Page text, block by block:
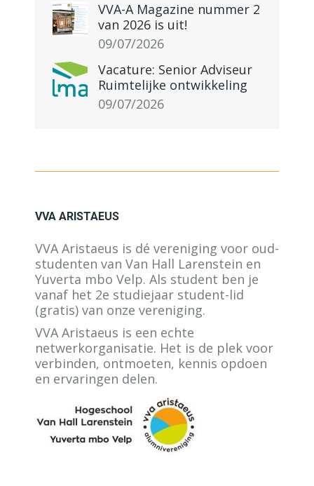
VVA-A Magazine nummer 2
van 2026 is uit!
09/07/2026
Vacature: Senior Adviseur
Ruimtelijke ontwikkeling
09/07/2026
VVA ARISTAEUS
VVA Aristaeus is dé vereniging voor oud-
studenten van Van Hall Larenstein en
Yuverta mbo Velp. Als student ben je
vanaf het 2e studiejaar student-lid
(gratis) van onze vereniging.
VVA Aristaeus is een echte
netwerkorganisatie. Het is de plek voor
verbinden, ontmoeten, kennis opdoen
en ervaringen delen.